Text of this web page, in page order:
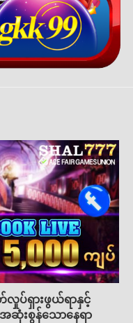
လှုပ်ရှားဖွယ်ရာနှင့်
းစွန်သောနေရာ